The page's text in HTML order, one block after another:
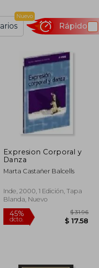
Nuevo
Rápido
Expresion Corporal y
Danza
Marta Castañer Balcells
Inde, 2000, 1 Edición, Tapa
Blanda, Nuevo